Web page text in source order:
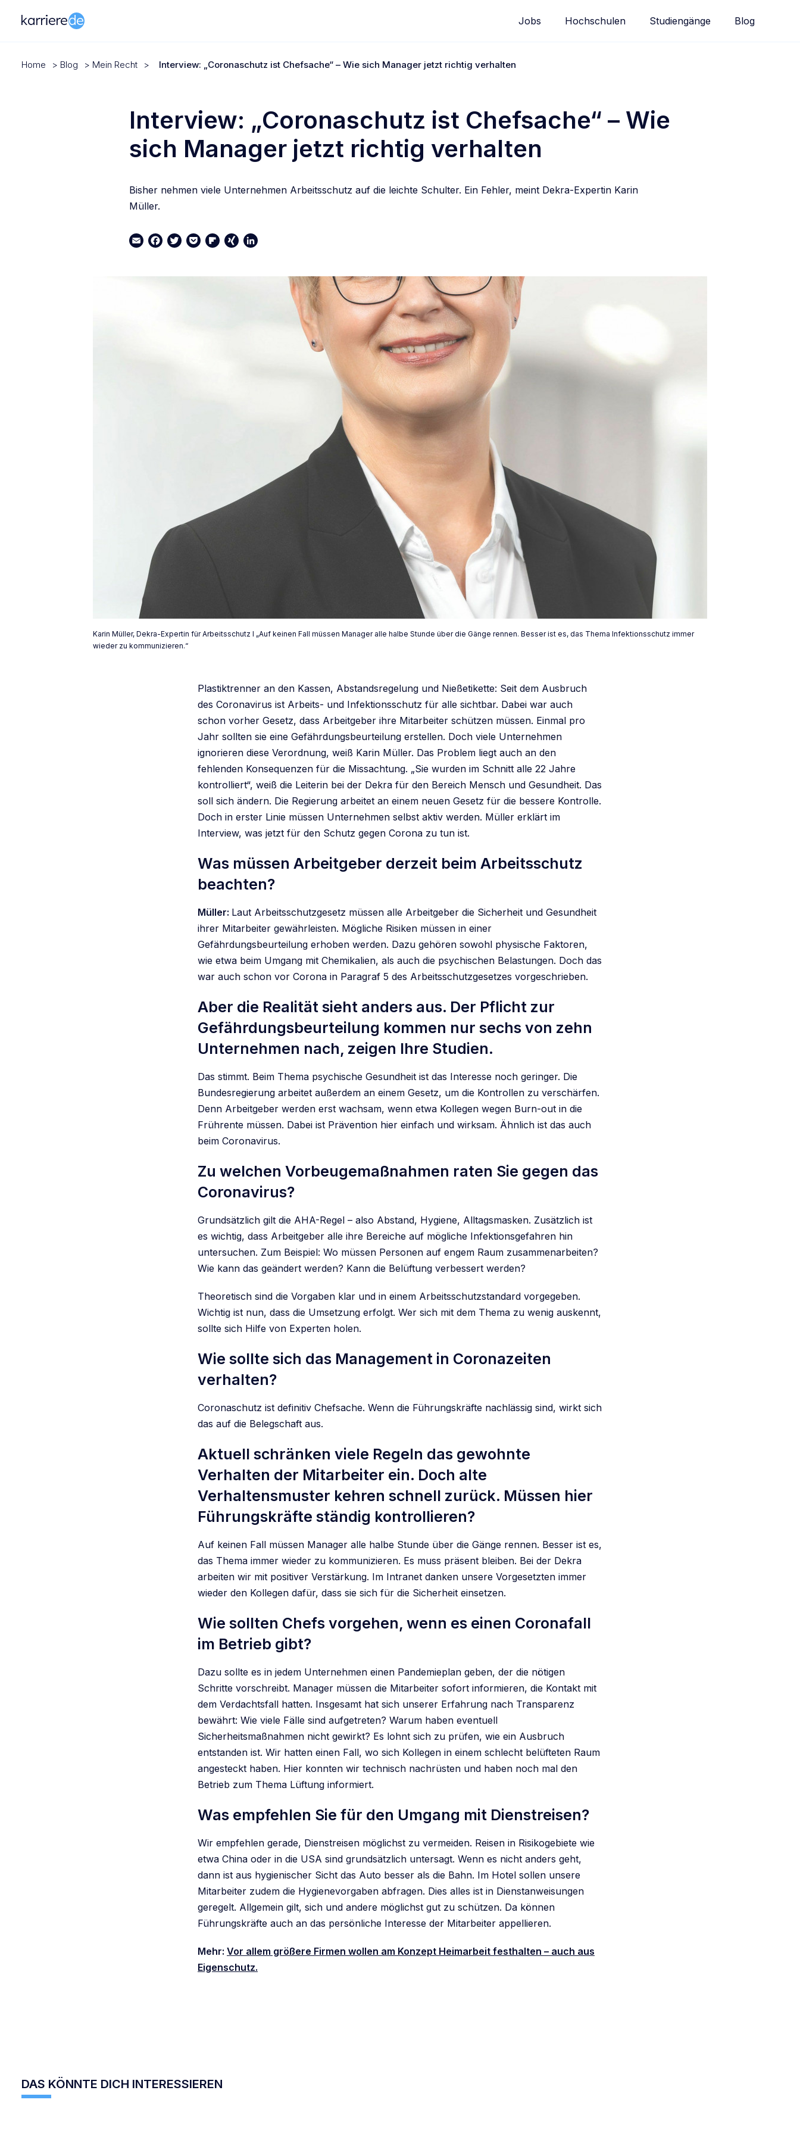
Jobs Hochschulen Studiengänge Blog
Home > Blog > Mein Recht > Interview: „Coronaschutz ist Chefsache“ – Wie sich Manager jetzt richtig verhalten
Interview: „Coronaschutz ist Chefsache“ – Wie
sich Manager jetzt richtig verhalten
Bisher nehmen viele Unternehmen Arbeitsschutz auf die leichte Schulter. Ein Fehler, meint Dekra-Expertin Karin
Müller.
EmailFacebook
TwitterPocketFlipboard
XINGLinkedIn
Karin Müller, Dekra-Expertin für Arbeitsschutz I „Auf keinen Fall müssen Manager alle halbe Stunde über die Gänge rennen. Besser ist es, das Thema Infektionsschutz immer
wieder zu kommunizieren.“
Plastiktrenner an den Kassen, Abstandsregelung und Nießetikette: Seit dem Ausbruch
des Coronavirus ist Arbeits- und Infektionsschutz für alle sichtbar. Dabei war auch
schon vorher Gesetz, dass Arbeitgeber ihre Mitarbeiter schützen müssen. Einmal pro
Jahr sollten sie eine Gefährdungsbeurteilung erstellen. Doch viele Unternehmen
ignorieren diese Verordnung, weiß Karin Müller. Das Problem liegt auch an den
fehlenden Konsequenzen für die Missachtung. „Sie wurden im Schnitt alle 22 Jahre
kontrolliert“, weiß die Leiterin bei der Dekra für den Bereich Mensch und Gesundheit. Das
soll sich ändern. Die Regierung arbeitet an einem neuen Gesetz für die bessere Kontrolle.
Doch in erster Linie müssen Unternehmen selbst aktiv werden. Müller erklärt im
Interview, was jetzt für den Schutz gegen Corona zu tun ist.
Was müssen Arbeitgeber derzeit beim Arbeitsschutz
beachten?
Müller: Laut Arbeitsschutzgesetz müssen alle Arbeitgeber die Sicherheit und Gesundheit
ihrer Mitarbeiter gewährleisten. Mögliche Risiken müssen in einer
Gefährdungsbeurteilung erhoben werden. Dazu gehören sowohl physische Faktoren,
wie etwa beim Umgang mit Chemikalien, als auch die psychischen Belastungen. Doch das
war auch schon vor Corona in Paragraf 5 des Arbeitsschutzgesetzes vorgeschrieben.
Aber die Realität sieht anders aus. Der Pflicht zur
Gefährdungsbeurteilung kommen nur sechs von zehn
Unternehmen nach, zeigen Ihre Studien.
Das stimmt. Beim Thema psychische Gesundheit ist das Interesse noch geringer. Die
Bundesregierung arbeitet außerdem an einem Gesetz, um die Kontrollen zu verschärfen.
Denn Arbeitgeber werden erst wachsam, wenn etwa Kollegen wegen Burn-out in die
Frührente müssen. Dabei ist Prävention hier einfach und wirksam. Ähnlich ist das auch
beim Coronavirus.
Zu welchen Vorbeugemaßnahmen raten Sie gegen das
Coronavirus?
Grundsätzlich gilt die AHA-Regel – also Abstand, Hygiene, Alltagsmasken. Zusätzlich ist
es wichtig, dass Arbeitgeber alle ihre Bereiche auf mögliche Infektionsgefahren hin
untersuchen. Zum Beispiel: Wo müssen Personen auf engem Raum zusammenarbeiten?
Wie kann das geändert werden? Kann die Belüftung verbessert werden?
Theoretisch sind die Vorgaben klar und in einem Arbeitsschutzstandard vorgegeben.
Wichtig ist nun, dass die Umsetzung erfolgt. Wer sich mit dem Thema zu wenig auskennt,
sollte sich Hilfe von Experten holen.
Wie sollte sich das Management in Coronazeiten
verhalten?
Coronaschutz ist definitiv Chefsache. Wenn die Führungskräfte nachlässig sind, wirkt sich
das auf die Belegschaft aus.
Aktuell schränken viele Regeln das gewohnte
Verhalten der Mitarbeiter ein. Doch alte
Verhaltensmuster kehren schnell zurück. Müssen hier
Führungskräfte ständig kontrollieren?
Auf keinen Fall müssen Manager alle halbe Stunde über die Gänge rennen. Besser ist es,
das Thema immer wieder zu kommunizieren. Es muss präsent bleiben. Bei der Dekra
arbeiten wir mit positiver Verstärkung. Im Intranet danken unsere Vorgesetzten immer
wieder den Kollegen dafür, dass sie sich für die Sicherheit einsetzen.
Wie sollten Chefs vorgehen, wenn es einen Coronafall
im Betrieb gibt?
Dazu sollte es in jedem Unternehmen einen Pandemieplan geben, der die nötigen
Schritte vorschreibt. Manager müssen die Mitarbeiter sofort informieren, die Kontakt mit
dem Verdachtsfall hatten. Insgesamt hat sich unserer Erfahrung nach Transparenz
bewährt: Wie viele Fälle sind aufgetreten? Warum haben eventuell
Sicherheitsmaßnahmen nicht gewirkt? Es lohnt sich zu prüfen, wie ein Ausbruch
entstanden ist. Wir hatten einen Fall, wo sich Kollegen in einem schlecht belüfteten Raum
angesteckt haben. Hier konnten wir technisch nachrüsten und haben noch mal den
Betrieb zum Thema Lüftung informiert.
Was empfehlen Sie für den Umgang mit Dienstreisen?
Wir empfehlen gerade, Dienstreisen möglichst zu vermeiden. Reisen in Risikogebiete wie
etwa China oder in die USA sind grundsätzlich untersagt. Wenn es nicht anders geht,
dann ist aus hygienischer Sicht das Auto besser als die Bahn. Im Hotel sollen unsere
Mitarbeiter zudem die Hygienevorgaben abfragen. Dies alles ist in Dienstanweisungen
geregelt. Allgemein gilt, sich und andere möglichst gut zu schützen. Da können
Führungskräfte auch an das persönliche Interesse der Mitarbeiter appellieren.
Mehr: Vor allem größere Firmen wollen am Konzept Heimarbeit festhalten – auch aus
Eigenschutz.
DAS KÖNNTE DICH INTERESSIEREN